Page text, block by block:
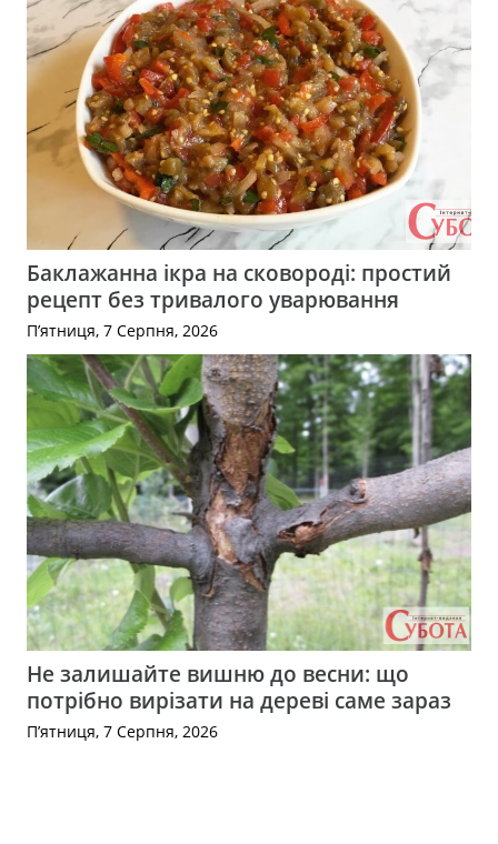
Баклажанна ікра на сковороді: простий
рецепт без тривалого уварювання
П’ятниця, 7 Серпня, 2026
Не залишайте вишню до весни: що
потрібно вирізати на дереві саме зараз
П’ятниця, 7 Серпня, 2026